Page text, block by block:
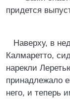
придется
Наверху, в
Калмаретто,
нарекли
принадлежало
него, и теперь